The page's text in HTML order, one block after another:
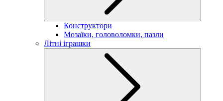
Конструктори
Мозаїки, головоломки, пазли
Літні іграшки